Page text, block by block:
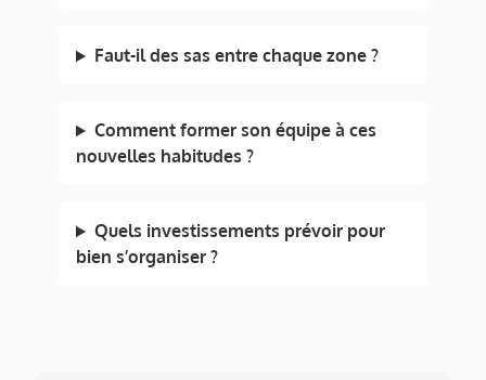
Faut-il des sas entre chaque zone ?
Comment former son équipe à ces
nouvelles habitudes ?
Quels investissements prévoir pour
bien s’organiser ?